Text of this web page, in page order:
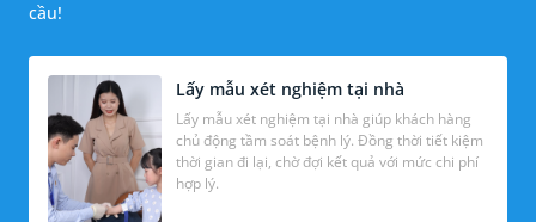
cầu!
Lấy mẫu xét nghiệm tại nhà
Lấy mẫu xét nghiệm tại nhà giúp khách hàng
chủ động tầm soát bệnh lý. Đồng thời tiết kiệm
thời gian đi lại, chờ đợi kết quả với mức chi phí
hợp lý.